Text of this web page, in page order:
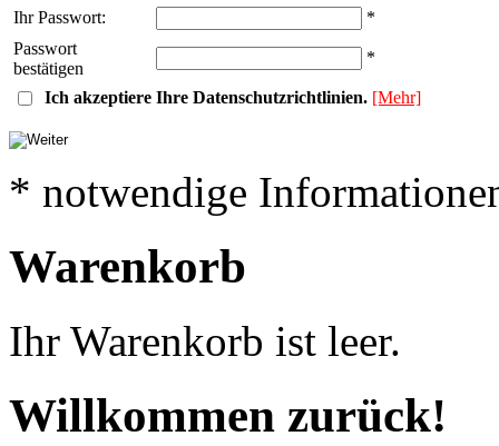
Ihr Passwort:
*
Passwort
bestätigen
*
Ich akzeptiere Ihre Datenschutzrichtlinien. [Mehr]
* notwendige
Warenkorb
Ihr Warenkorb ist leer.
Willkommen zurück!